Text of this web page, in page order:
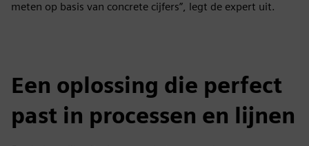
meten op basis van concrete cijfers”, legt de expert uit.
Een oplossing die perfect
past in processen en lijnen